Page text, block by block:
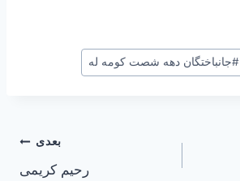
#جانباختگان دهه شصت کومه له
بعدی
رحیم کریمی